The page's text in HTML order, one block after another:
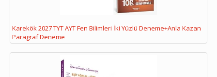
Karekök 2027 TYT AYT Fen Bilimleri İki Yüzlü Deneme+Anla Kazan
Paragraf Deneme